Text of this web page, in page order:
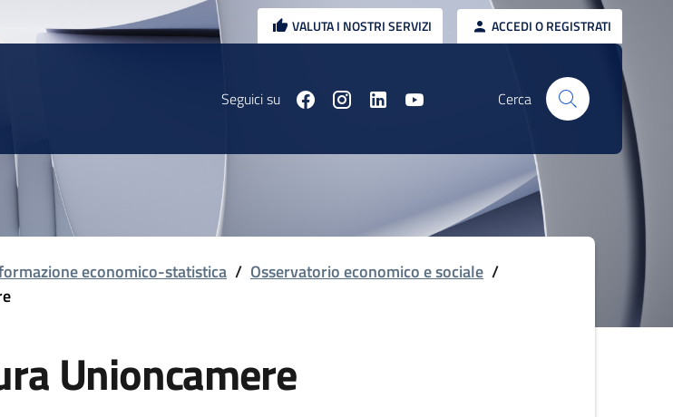
VALUTA I NOSTRI SERVIZI ACCEDI O REGISTRATI
Seguici su Cerca
economico-statistica / Osservatorio economico e sociale /
Unioncamere